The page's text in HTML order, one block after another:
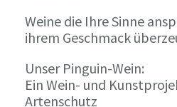
Weine die Ihre Sinne
ihrem Geschmack
Unser Pinguin-Wein:
Ein Wein- und
Artenschutz